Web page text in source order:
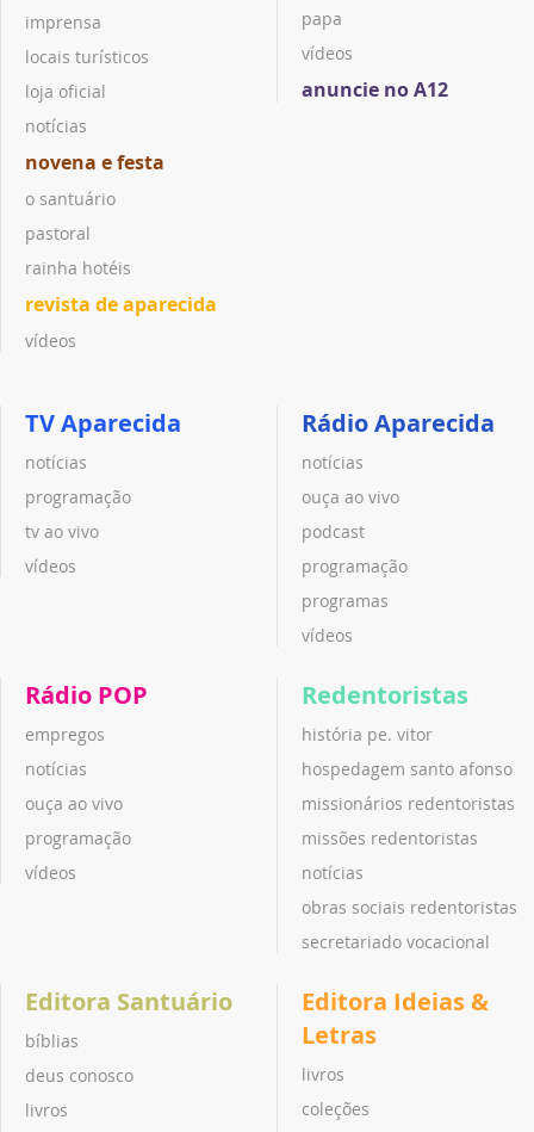
imprensa
locais turísticos
loja oficial
notícias
novena e festa
o santuário
pastoral
rainha hotéis
revista de aparecida
vídeos
papa
vídeos
anuncie no A12
TV Aparecida
notícias
programação
tv ao vivo
vídeos
Rádio Aparecida
notícias
ouça ao vivo
podcast
programação
programas
vídeos
Rádio POP
empregos
notícias
ouça ao vivo
programação
vídeos
Redentoristas
história pe. vitor
hospedagem santo afonso
missionários redentoristas
missões redentoristas
notícias
obras sociais redentoristas
secretariado vocacional
Editora Santuário
bíblias
deus conosco
livros
Editora Ideias &
Letras
livros
coleções